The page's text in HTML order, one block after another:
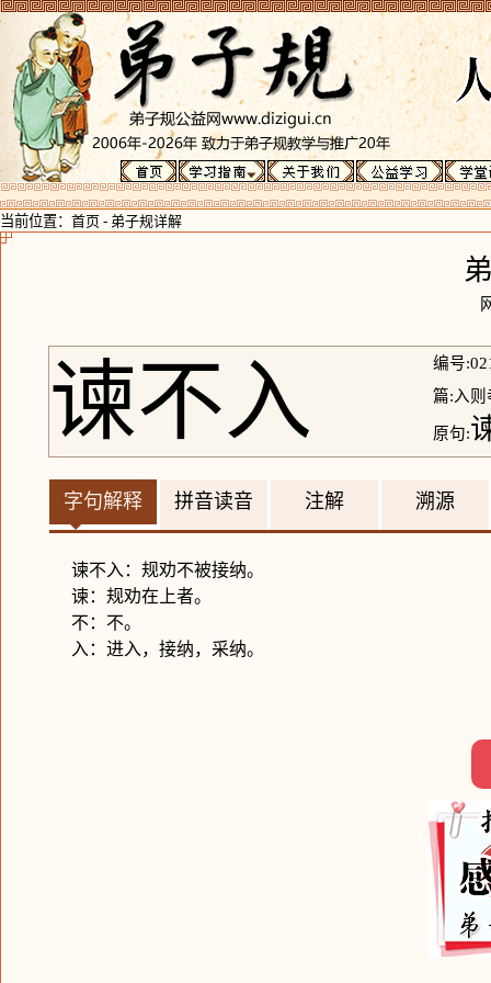
当前位置： 首页 - 弟子规详解
谏不入
编号
篇:入则
原句:
字句解释 拼音读音 注解 溯源
谏不入：规劝不被接纳。
谏：规劝在上者。
不：不。
入：进入，接纳，采纳。